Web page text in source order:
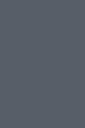
radzą